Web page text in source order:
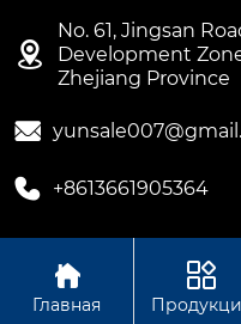

No. 61, Jingsan
Development
Zhejiang Province

 +8613661905364
Авторское право ©ООО
Group Co., Ltd

Главная
